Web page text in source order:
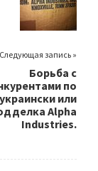
Следующая запись »
Борьба с
по
украински или
Alpha
Industries.